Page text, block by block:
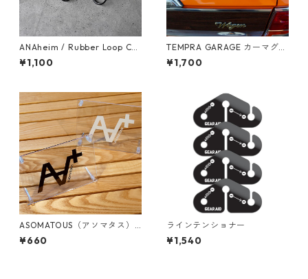
ANAheim / Rubber Loop Car
abiner
¥1,100
TEMPRA GARAGE カーマグネ
ット（ナカムラルイ / RUI NA
KAMURA）
¥1,700
ASOMATOUS（アソマタス）
「A∀＋」カッティングステッ
カー マットブラック
¥660
ラインテンショナー
¥1,540